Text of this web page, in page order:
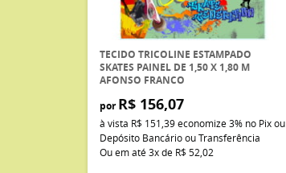
TECIDO TRICOLINE ESTAMPADO
SKATES PAINEL DE 1,50 X 1,80 M
AFONSO FRANCO
por R$ 156,07
à vista R$ 151,39economize3% no Pix ou
Depósito Bancário ou Transferência
Ou em até3xde R$ 52,02